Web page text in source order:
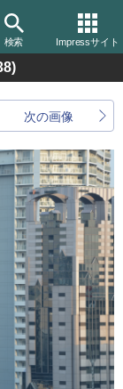
検索 Impressサイト
次の画像